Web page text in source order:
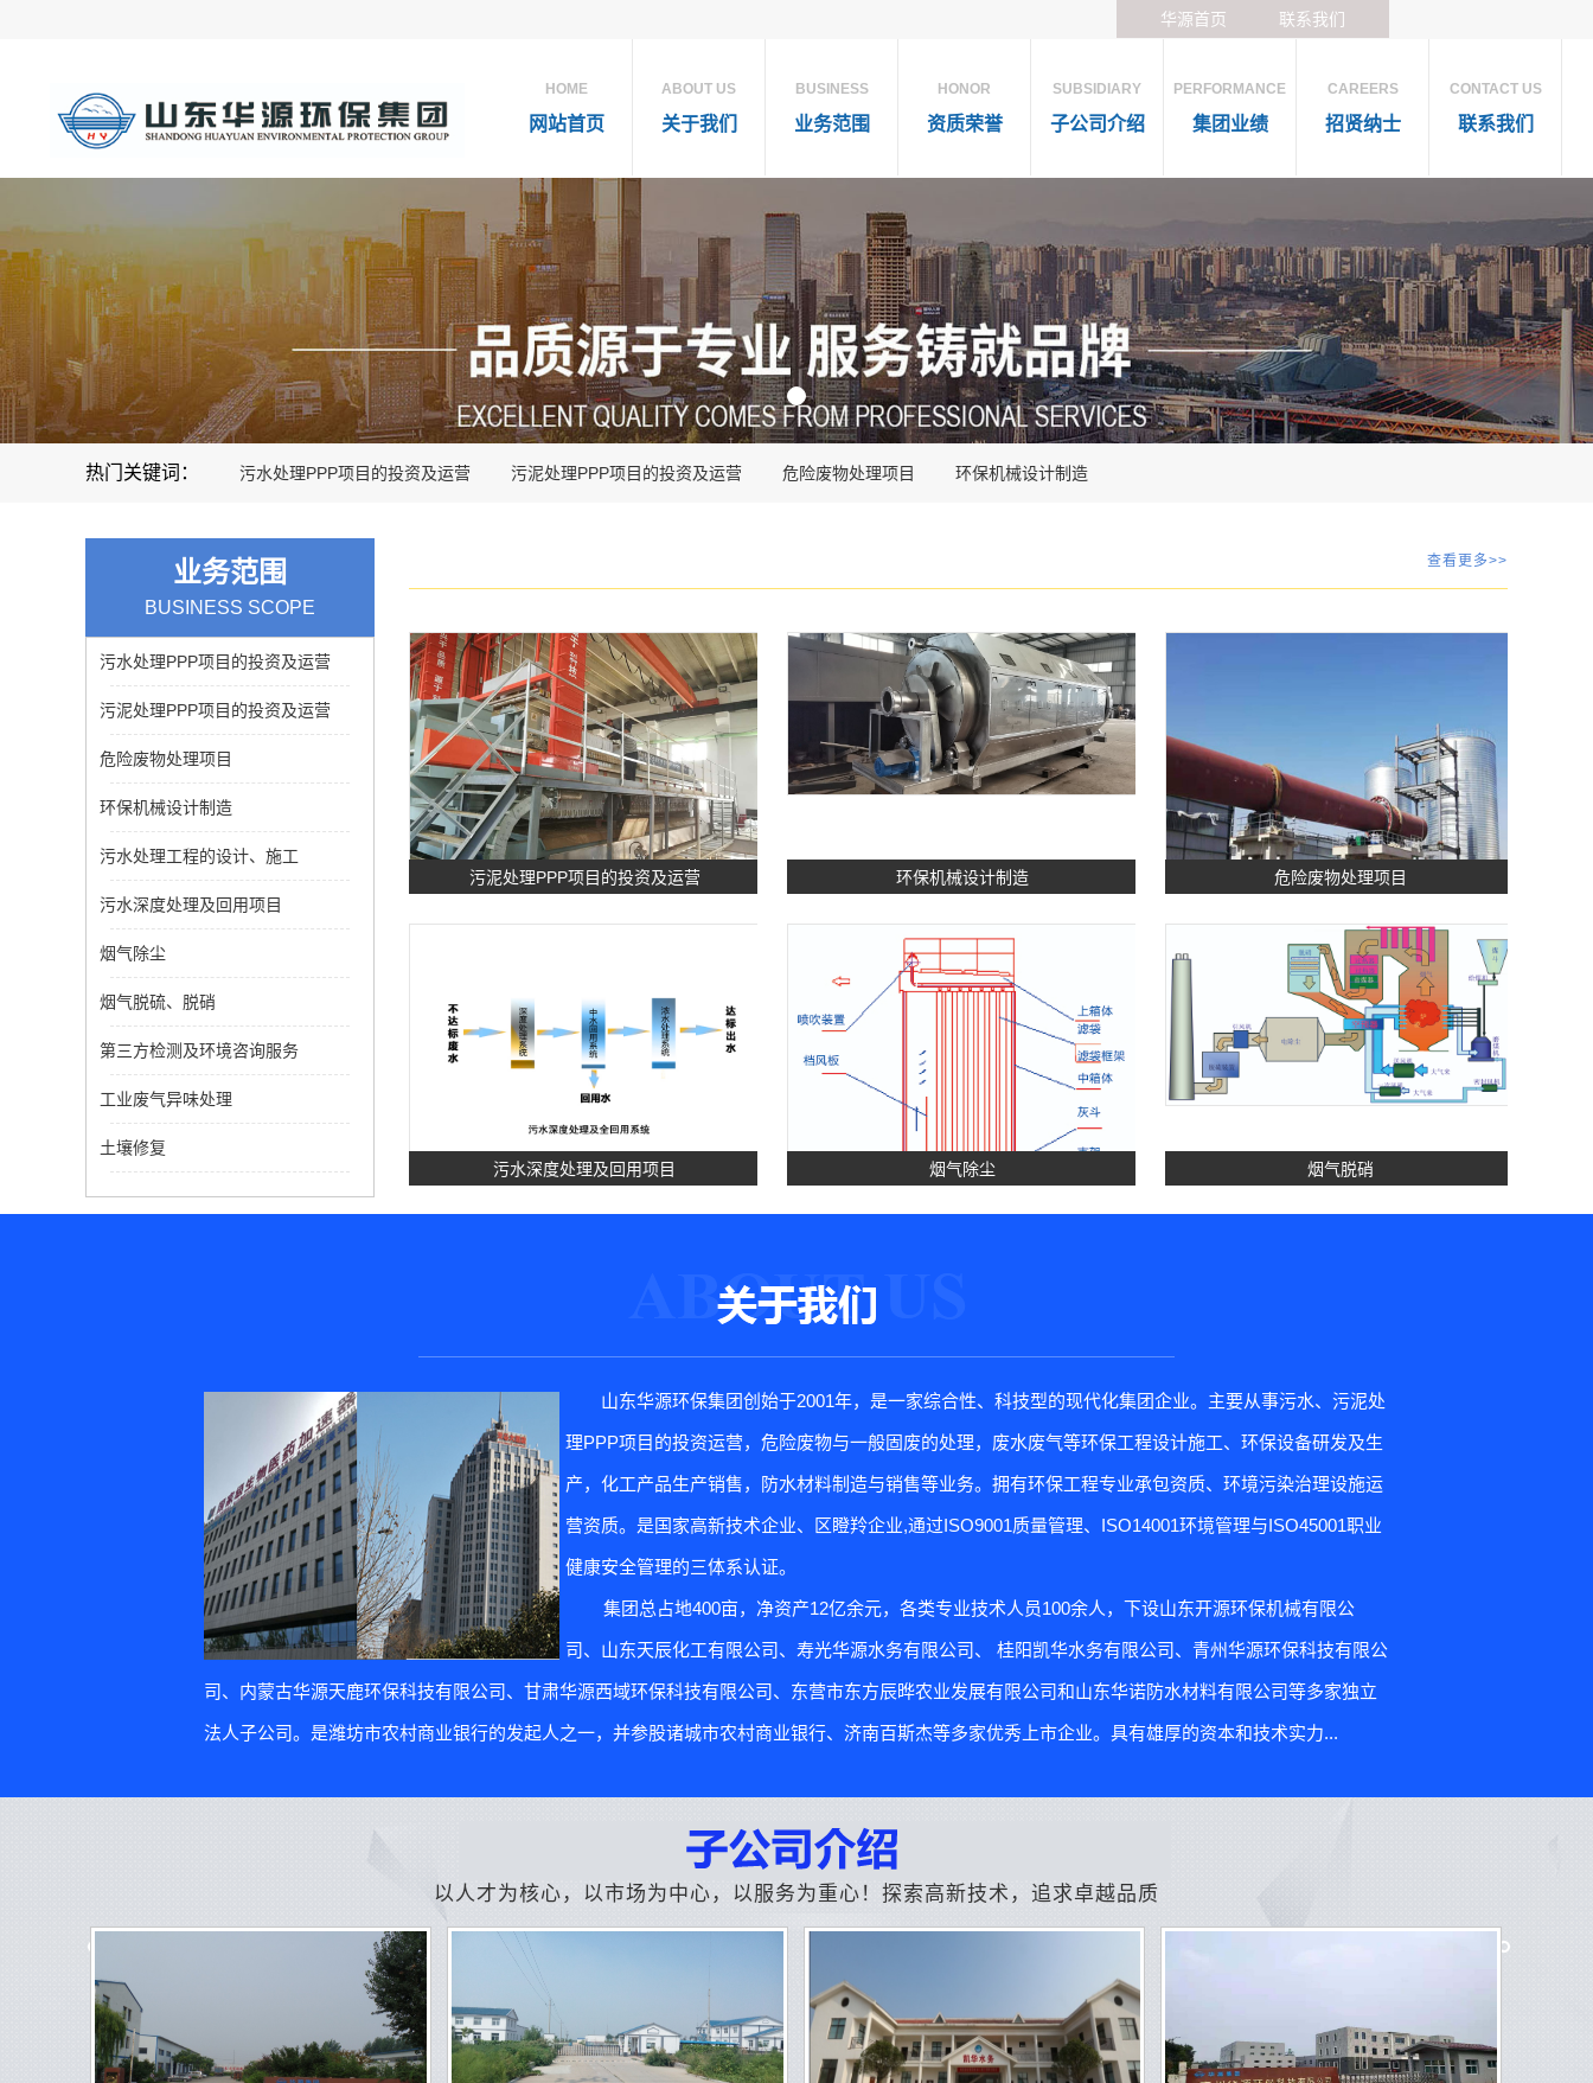
华源首页 联系我们
HOME
网站首页
ABOUT US
关于我们
BUSINESS
业务范围
HONOR
资质荣誉
SUBSIDIARY
子公司介绍
PERFORMANCE
集团业绩
CAREERS
招贤纳士
CONTACT US
联系我们
热门关键词： 污水处理PPP项目的投资及运营 污泥处理PPP项目的投资及运营 危险废物处理项目 环保机械设计制造
业务范围
BUSINESS SCOPE
污水处理PPP项目的投资及运营
污泥处理PPP项目的投资及运营
危险废物处理项目
环保机械设计制造
污水处理工程的设计、施工
污水深度处理及回用项目
烟气除尘
烟气脱硫、脱硝
第三方检测及环境咨询服务
工业废气异味处理
土壤修复
查看更多>>
污泥处理PPP项目的投资及运营 环保机械设计制造 危险废物处理项目
污水深度处理及回用项目 烟气除尘 烟气脱硝
土壤修复
山东华源环保集团创始于2001年，是一家综合性、科技型的现代化集团企业。主要从事污水、污泥处
理PPP项目的投资运营，危险废物与一般固废的处理，废水废气等环保工程设计施工、环保设备研发及生
产，化工产品生产销售，防水材料制造与销售等业务。拥有环保工程专业承包资质、环境污染治理设施运
营资质。是国家高新技术企业、区瞪羚企业,通过ISO9001质量管理、ISO14001环境管理与ISO45001职业
健康安全管理的三体系认证。
集团总占地400亩，净资产12亿余元，各类专业技术人员100余人，下设山东开源环保机械有限公
司、山东天辰化工有限公司、寿光华源水务有限公司、 桂阳凯华水务有限公司、青州华源环保科技有限公
司、内蒙古华源天鹿环保科技有限公司、甘肃华源西域环保科技有限公司、东营市东方辰晔农业发展有限公司和山东华诺防水材料有限公司等多家独立
法人子公司。是潍坊市农村商业银行的发起人之一，并参股诸城市农村商业银行、济南百斯杰等多家优秀上市企业。具有雄厚的资本和技术实力...
以人才为核心，以市场为中心，以服务为重心！探索高新技术，追求卓越品质